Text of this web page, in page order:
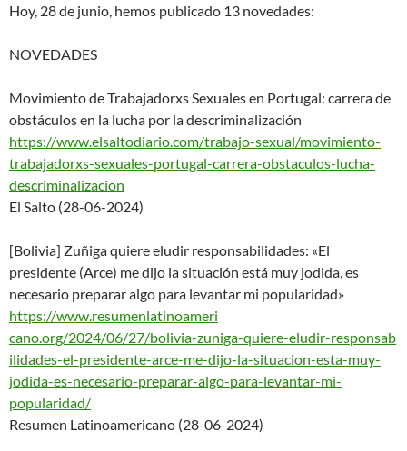
Hoy, 28 de junio, hemos publicado 13 novedades:
NOVEDADES
Movimiento de Trabajadorxs Sexuales en Portugal: carrera de
obstáculos en la lucha por la descriminalización
https://www.elsaltodiario.com/trabajo-sexual/movimiento-
trabajadorxs-sexuales-portugal-carrera-obstaculos-lucha-
descriminalizacion
El Salto (28-06-2024)
[Bolivia] Zuñiga quiere eludir responsabilidades: «El
presidente (Arce) me dijo la situación está muy jodida, es
necesario preparar algo para levantar mi popularidad»
https://www.resumenlatinoameri
cano.org/2024/06/27/bolivia-zuniga-quiere-eludir-responsab
ilidades-el-presidente-arce-me-dijo-la-situacion-esta-muy-
jodida-es-necesario-preparar-algo-para-levantar-mi-
popularidad/
Resumen Latinoamericano (28-06-2024)